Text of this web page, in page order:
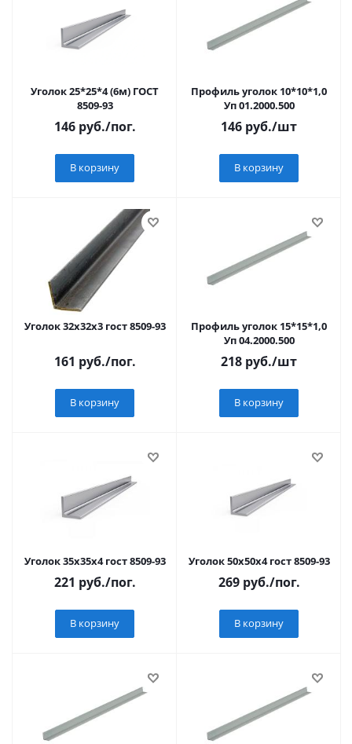
Уголок 25*25*4 (6м) ГОСТ
8509-93
146руб./пог.
В корзину
Профиль уголок 10*10*1,0
Уп 01.2000.500
146 руб./шт
В корзину
Уголок 32х32х3 гост 8509-93
161 руб./пог.
В корзину
Профиль уголок 15*15*1,0
Уп 04.2000.500
218 руб./шт
В корзину
Уголок 35х35х4 гост 8509-93
221 руб./пог.
В корзину
Уголок 50х50х4 гост 8509-93
269руб./пог.
В корзину